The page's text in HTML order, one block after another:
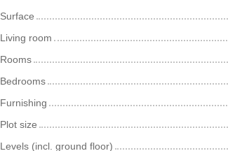
Surface
Living room
Rooms
Bedrooms
Furnishing
Plot size
Levels (incl. ground floor)